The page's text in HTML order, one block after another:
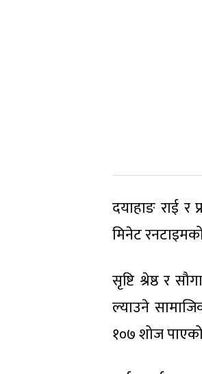
दयाहाङ राई र
मिनेट
सृष्टि श्रेष्ठ र
ल्याउने
१०७ शोज